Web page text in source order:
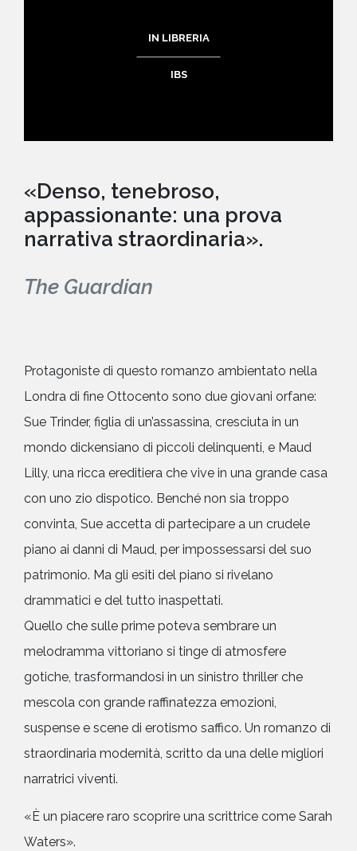
IN LIBRERIA
IBS
«Denso, tenebroso,
appassionante: una prova
narrativa straordinaria».
The Guardian
Protagoniste di questo romanzo ambientato nella
Londra di fine Ottocento sono due giovani orfane:
Sue Trinder, figlia di un’assassina, cresciuta in un
mondo dickensiano di piccoli delinquenti, e Maud
Lilly, una ricca ereditiera che vive in una grande casa
con uno zio dispotico. Benché non sia troppo
convinta, Sue accetta di partecipare a un crudele
piano ai danni di Maud, per impossessarsi del suo
patrimonio. Ma gli esiti del piano si rivelano
drammatici e del tutto inaspettati.
Quello che sulle prime poteva sembrare un
melodramma vittoriano si tinge di atmosfere
gotiche, trasformandosi in un sinistro thriller che
mescola con grande raffinatezza emozioni,
suspense e scene di erotismo saffico. Un romanzo di
straordinaria modernità, scritto da una delle migliori
narratrici viventi.
«È un piacere raro scoprire una scrittrice come Sarah
Waters».